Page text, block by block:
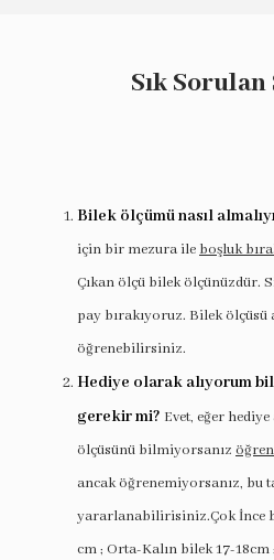
Sık
Bilek ölçümü nasıl
için bir mezura ile boşluk
Çıkan ölçü bilek ölçünüzdür.
pay bırakıyoruz. Bilek ölçüsü
öğrenebilirsiniz.
Hediye olarak alıyorum
gerekir mi? Evet, eğer
ölçüsünü bilmiyorsanız
ancak öğrenemiyorsanız, bu
yararlanabilirisiniz.Çok İnce
cm ; Orta-Kalın bilek 17-